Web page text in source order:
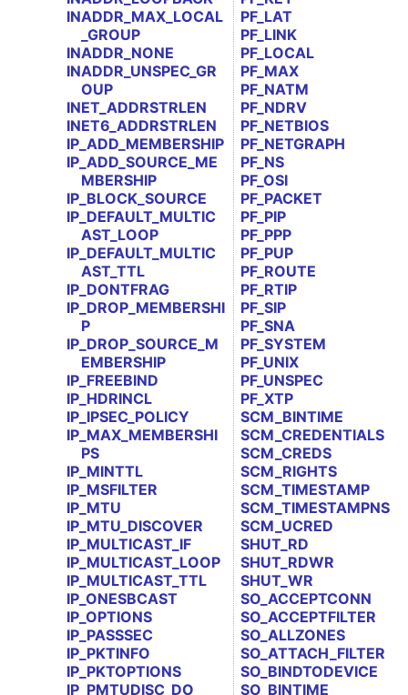
INADDR_MAX_LOCAL
_GROUP
INADDR_NONE
INADDR_UNSPEC_GR
OUP
INET_ADDRSTRLEN
INET6_ADDRSTRLEN
IP_ADD_MEMBERSHIP
IP_ADD_SOURCE_ME
MBERSHIP
IP_BLOCK_SOURCE
IP_DEFAULT_MULTIC
AST_LOOP
IP_DEFAULT_MULTIC
AST_TTL
IP_DONTFRAG
IP_DROP_MEMBERSHI
P
IP_DROP_SOURCE_M
EMBERSHIP
IP_FREEBIND
IP_HDRINCL
IP_IPSEC_POLICY
IP_MAX_MEMBERSHI
PS
IP_MINTTL
IP_MSFILTER
IP_MTU
IP_MTU_DISCOVER
IP_MULTICAST_IF
IP_MULTICAST_LOOP
IP_MULTICAST_TTL
IP_ONESBCAST
IP_OPTIONS
IP_PASSSEC
IP_PKTINFO
IP_PKTOPTIONS
IP_PMTUDISC_DO
PF_LAT
PF_LINK
PF_LOCAL
PF_MAX
PF_NATM
PF_NDRV
PF_NETBIOS
PF_NETGRAPH
PF_NS
PF_OSI
PF_PACKET
PF_PIP
PF_PPP
PF_PUP
PF_ROUTE
PF_RTIP
PF_SIP
PF_SNA
PF_SYSTEM
PF_UNIX
PF_UNSPEC
PF_XTP
SCM_BINTIME
SCM_CREDENTIALS
SCM_CREDS
SCM_RIGHTS
SCM_TIMESTAMP
SCM_TIMESTAMPNS
SCM_UCRED
SHUT_RD
SHUT_RDWR
SHUT_WR
SO_ACCEPTCONN
SO_ACCEPTFILTER
SO_ALLZONES
SO_ATTACH_FILTER
SO_BINDTODEVICE
SO_BINTIME